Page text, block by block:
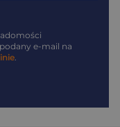
e-mail na
.